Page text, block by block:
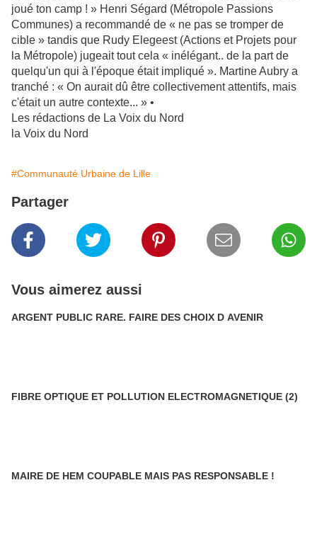
joué ton camp ! » Henri Ségard (Métropole Passions
Communes) a recommandé de « ne pas se tromper de
cible » tandis que Rudy Elegeest (Actions et Projets pour
la Métropole) jugeait tout cela « inélégant.. de la part de
quelqu'un qui à l'époque était impliqué ». Martine Aubry a
tranché : « On aurait dû être collectivement attentifs, mais
c'était un autre contexte... » •
Les rédactions de La Voix du Nord
la Voix du Nord
#Communauté Urbaine de Lille
Partager
Vous aimerez aussi
ARGENT PUBLIC RARE. FAIRE DES CHOIX D AVENIR
FIBRE OPTIQUE ET POLLUTION ELECTROMAGNETIQUE (2)
MAIRE DE HEM COUPABLE MAIS PAS RESPONSABLE !